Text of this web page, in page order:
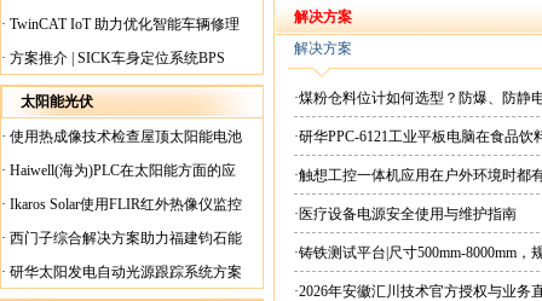
源汽车爆炸频发？
· TwinCAT IoT 助力优化智能车辆修理
· 方案推介 | SICK车身定位系统BPS
太阳能光伏
· 使用热成像技术检查屋顶太阳能电池
板
· Haiwell(海为)PLC在太阳能方面的应
用
· Ikaros Solar使用FLIR红外热像仪监控
已装太阳能电池板
· 西门子综合解决方案助力福建钧石能
源飞速发展
· 研华太阳发电自动光源跟踪系统方案
解决方案
解决方案
·煤粉仓料位计如何选型？防爆、防静
·研华PPC-6121工业平板电脑在食品
·触想工控一体机应用在户外环境时都
·医疗设备电源安全使用与维护指南
·铸铁测试平台|尺寸500mm-8000mm，
·2026年安徽汇川技术官方授权与业务